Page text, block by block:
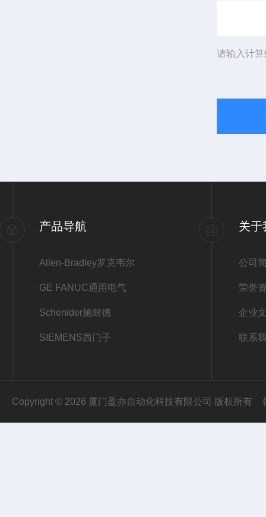
请输入计
产品导航
Allen-Bradley罗克韦尔
GE FANUC通用电气
Schenider施耐德
SIEMENS西门子
关于
公司
荣誉
企业
联系
Copyright © 2026 厦门盈亦自动化科技有限公司 版权所有